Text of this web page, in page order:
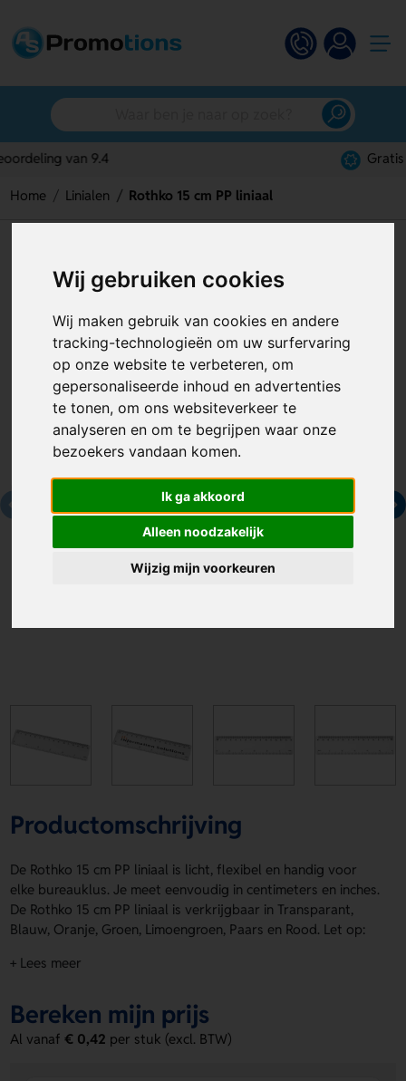
Wij gebruiken cookies
Wij maken gebruik van cookies en andere
tracking-technologieën om uw surfervaring
op onze website te verbeteren, om
gepersonaliseerde inhoud en advertenties
te tonen, om ons websiteverkeer te
analyseren en om te begrijpen waar onze
bezoekers vandaan komen.
Ik ga akkoord
Alleen noodzakelijk
Wijzig mijn voorkeuren
Home Linialen Rothko 15 cm PP liniaal
Artikelnummer:125372
Productomschrijving
De Rothko 15 cm PP liniaal is licht, flexibel en handig voor
elke bureauklus. Je meet eenvoudig in centimeters en inches.
De Rothko 15 cm PP liniaal is verkrijgbaar in Transparant,
Blauw, Oranje, Groen, Limoengroen, Paars en Rood. Let op:
Onbewerkte linialen hebben dus geen markeringen. Op de
aanbrengen. Bestel of vraag een prijs op.
Voordelen van de Rothko 15 cm PP
+ Lees meer
Bereken mijn prijs
Al vanaf€ 0,42 per stuk (excl. BTW)